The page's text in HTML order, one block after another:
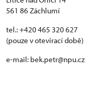
561 86 Záchlumí
tel.: +420 465 320 627
(pouze v otevírací době)
e-mail: bek.petr@npu.cz